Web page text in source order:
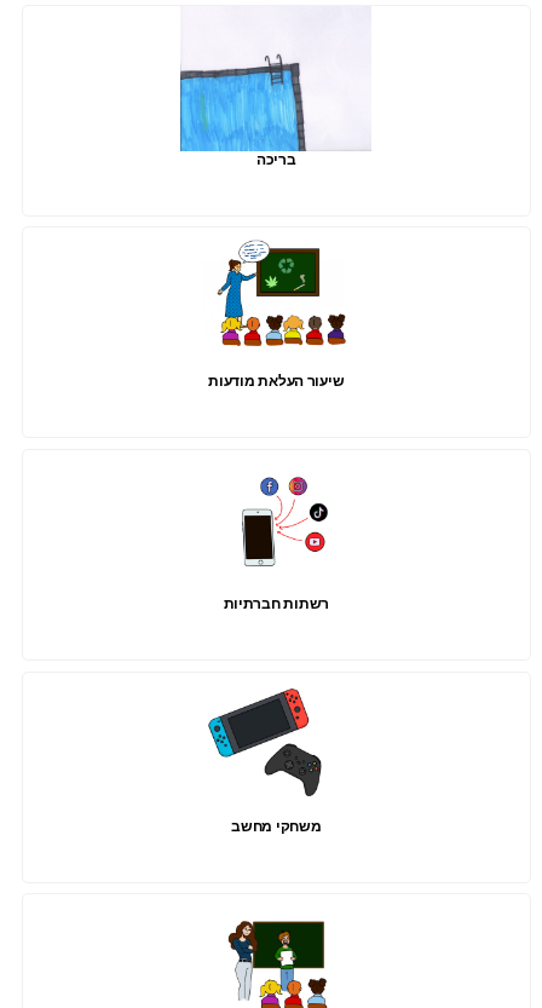
בריכה
שיעור העלאת מודעות
רשתות חברתיות
משחקי מחשב